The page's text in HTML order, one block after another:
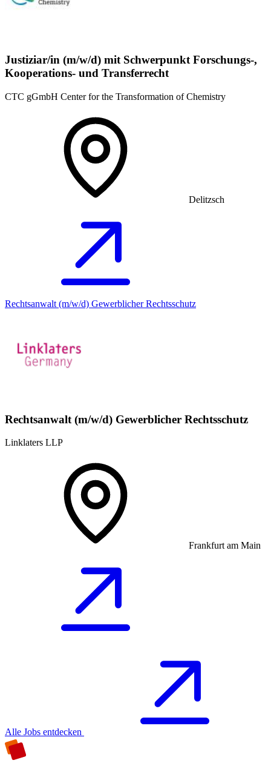
Justiziar/in (m/w/d) mit Schwerpunkt Forschungs-,
Kooperations- und Transferrecht
CTC gGmbH Center for the Transformation of Chemistry
Delitzsch
Rechtsanwalt (m/w/d) Gewerblicher Rechtsschutz
Rechtsanwalt (m/w/d) Gewerblicher Rechtsschutz
Linklaters LLP
Frankfurt am Main
Alle Jobs entdecken